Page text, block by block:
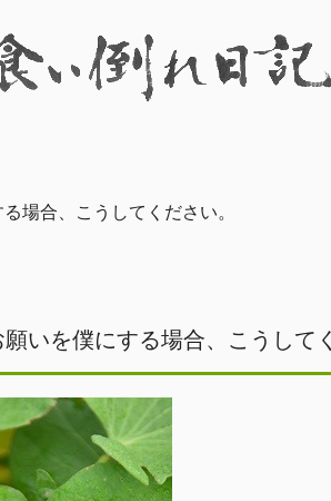
合、こうしてください。
を僕にする場合、こうしてく